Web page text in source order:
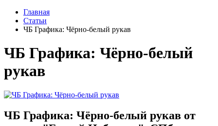
Главная
Статьи
ЧБ Графика: Чёрно-белый рукав
ЧБ Графика: Чёрно-белый
рукав
ЧБ Графика: Чёрно-белый рукав от